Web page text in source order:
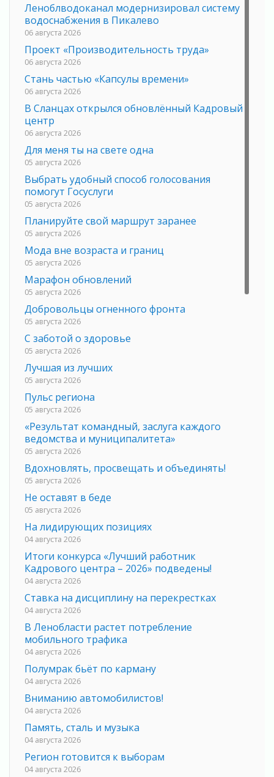
Леноблводоканал модернизировал систему
водоснабжения в Пикалево
06 августа 2026
Проект «Производительность труда»
06 августа 2026
Стань частью «Капсулы времени»
06 августа 2026
В Сланцах открылся обновлённый Кадровый
центр
06 августа 2026
Для меня ты на свете одна
05 августа 2026
Выбрать удобный способ голосования
помогут Госуслуги
05 августа 2026
Планируйте свой маршрут заранее
05 августа 2026
Мода вне возраста и границ
05 августа 2026
Марафон обновлений
05 августа 2026
Добровольцы огненного фронта
05 августа 2026
С заботой о здоровье
05 августа 2026
Лучшая из лучших
05 августа 2026
Пульс региона
05 августа 2026
«Результат командный, заслуга каждого
ведомства и муниципалитета»
05 августа 2026
Вдохновлять, просвещать и объединять!
05 августа 2026
Не оставят в беде
05 августа 2026
На лидирующих позициях
04 августа 2026
Итоги конкурса «Лучший работник
Кадрового центра – 2026» подведены!
04 августа 2026
Ставка на дисциплину на перекрестках
04 августа 2026
В Ленобласти растет потребление
мобильного трафика
04 августа 2026
Полумрак бьёт по карману
04 августа 2026
Вниманию автомобилистов!
04 августа 2026
Память, сталь и музыка
04 августа 2026
Регион готовится к выборам
04 августа 2026